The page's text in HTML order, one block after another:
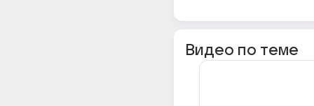
Видео по теме